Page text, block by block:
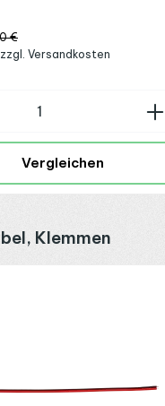
Preis:
€
Versandkosten
Gib den
Vergleichen
Klemmen